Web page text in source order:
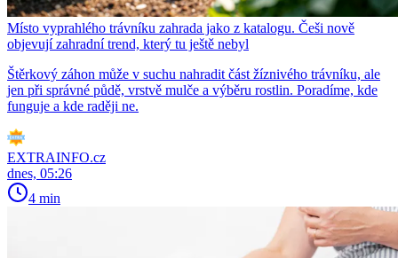
Místo vyprahlého trávníku zahrada jako z katalogu. Češi nově
objevují zahradní trend, který tu ještě nebyl
Štěrkový záhon může v suchu nahradit část žíznivého trávníku, ale
jen při správné půdě, vrstvě mulče a výběru rostlin. Poradíme, kde
funguje a kde raději ne.
EXTRAINFO.cz
dnes, 05:26
4 min